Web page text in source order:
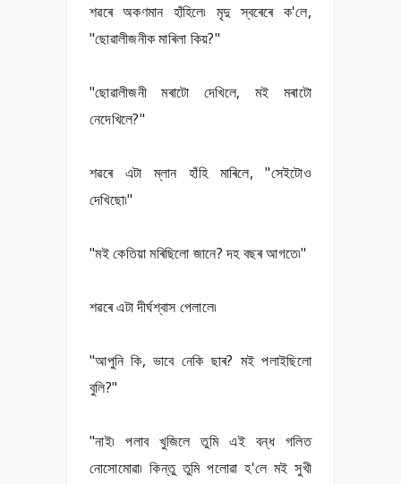
শৱৰে অকণমান হাঁহিলে৷ মৃদু স্বৰেৰে ক'লে,
"ছোৱালীজনীক মাৰিলা কিয়?"
"ছোৱালীজনী মৰাটো দেখিলে, মই মৰাটো
নেদেখিলে?"
শৱৰে এটা ম্লান হাঁহি মাৰিলে, "সেইটোও
দেখিছো৷"
"মই কেতিয়া মৰিছিলো জানে? দহ বছৰ আগতে৷"
শৱৰে এটা দীৰ্ঘশ্বাস পেলালে৷
"আপুনি কি, ভাবে নেকি ছাৰ? মই পলাইছিলো
বুলি?"
"নাই৷ পলাব খুজিলে তুমি এই বন্ধ গলিত
নোসোমোৱা৷ কিন্তু তুমি পলোৱা হ'লে মই সুখী